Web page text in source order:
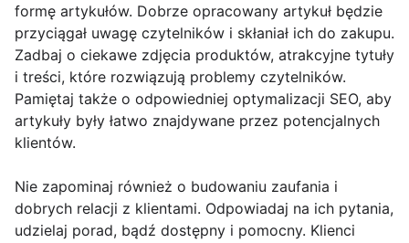
formę artykułów. Dobrze opracowany artykuł będzie
przyciągał uwagę czytelników i skłaniał ich do zakupu.
Zadbaj o ciekawe zdjęcia produktów, atrakcyjne tytuły
i treści, które rozwiązują problemy czytelników.
Pamiętaj także o odpowiedniej optymalizacji SEO, aby
artykuły były łatwo znajdywane przez potencjalnych
klientów.
Nie zapominaj również o budowaniu zaufania i
dobrych relacji z klientami. Odpowiadaj na ich pytania,
udzielaj porad, bądź dostępny i pomocny. Klienci